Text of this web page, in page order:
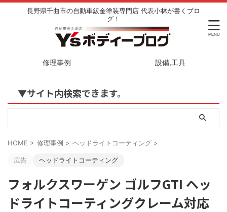
長野県千曲市の自動車鈑金塗装専門店 代表小林が書くブロ
グ！
修理事例 設備,工具
▼サイト内検索できます。
HOME > 修理事例 > ヘッドライトコーティング >
広告 ヘッドライトコーティング
フォルクスワーゲン ゴルフGTI ヘッ
ドライトコーティングクレーム対応